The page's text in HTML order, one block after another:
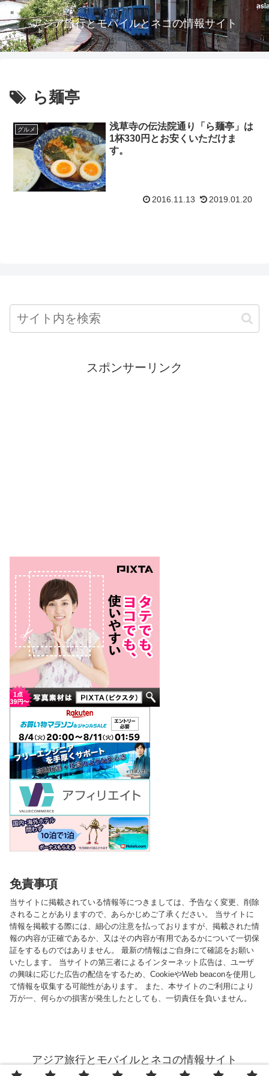
アジア旅行とモバイルとネコの情報サイト
ら麺亭
グルメ
浅草寺の伝法院通り「ら麺亭」は
1杯330円とお安くいただけま
す。
2016.11.13 2019.01.20
スポンサーリンク
免責事項
当サイトに掲載されている情報等につきましては、予告なく変更、削除
されることがありますので、あらかじめご了承ください。 当サイトに
情報を掲載する際には、細心の注意を払っておりますが、掲載された情
報の内容が正確であるか、又はその内容が有用であるかについて一切保
証をするものではありません。 最新の情報はご自身にて確認をお願い
いたします。 当サイトの第三者によるインターネット広告は、ユーザ
の興味に応じた広告の配信をするため、CookieやWeb beaconを使用し
て情報を収集する可能性があります。 また、本サイトのご利用により
万が一、何らかの損害が発生したとしても、一切責任を負いません。
アジア旅行とモバイルとネコの情報サイト